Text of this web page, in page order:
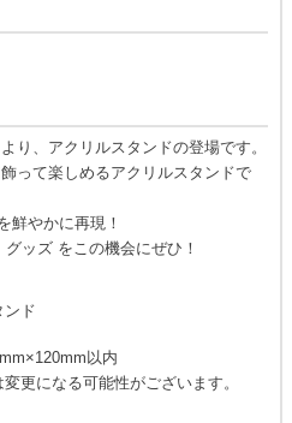
り、アクリルスタンドの登場です。
って楽しめるアクリルスタンドで
鮮やかに再現！
ッズ をこの機会にぜひ！
ンド
以内
更になる可能性がございます。